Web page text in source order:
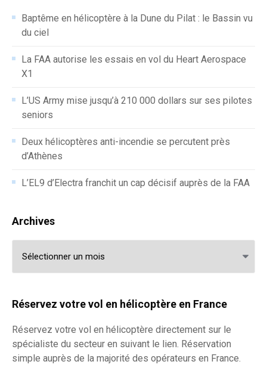
Baptême en hélicoptère à la Dune du Pilat : le Bassin vu
du ciel
La FAA autorise les essais en vol du Heart Aerospace
X1
L’US Army mise jusqu’à 210 000 dollars sur ses pilotes
seniors
Deux hélicoptères anti-incendie se percutent près
d’Athènes
L’EL9 d’Electra franchit un cap décisif auprès de la FAA
Archives
Réservez votre vol en hélicoptère en France
Réservez votre vol en hélicoptère directement sur le
spécialiste du secteur en suivant le lien. Réservation
simple auprès de la majorité des opérateurs en France.